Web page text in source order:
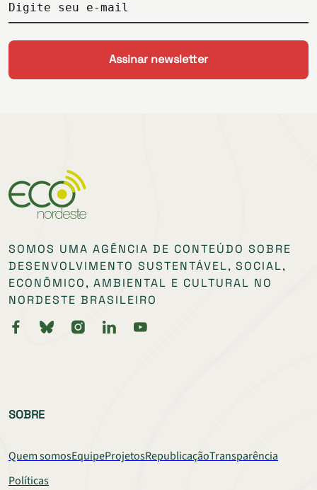
Digite seu e-mail
SOMOS UMA AGÊNCIA DE CONTEÚDO SOBRE
DESENVOLVIMENTO SUSTENTÁVEL, SOCIAL,
ECONÔMICO, AMBIENTAL E CULTURAL NO
NORDESTE BRASILEIRO
SOBRE
Quem somosEquipeProjetosRepublicaçãoTransparência
Políticas